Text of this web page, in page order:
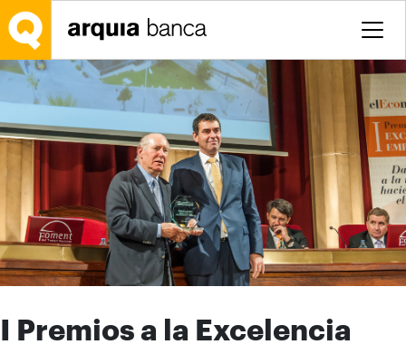
Saltar al contenido principal
I Premios a la Excelencia